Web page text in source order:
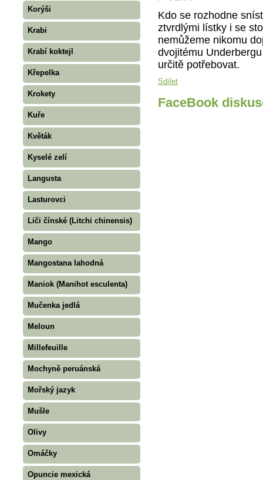
Korýši
Krabi
Krabí koktejl
Křepelka
Krokety
Kuře
Květák
Kyselé zelí
Langusta
Lasturovci
Liči čínské (Litchi chinensis)
Mango
Mangostana lahodná
Maniok (Manihot esculenta)
Mučenka jedlá
Meloun
Millefeuille
Mochyně peruánská
Mořský jazyk
Mušle
Olivy
Omáčky
Opuncie mexická
Kdo se rozhodne
ztvrdlými lístky i se
nemůžeme nikomu
dvojitému
určitě potřebovat.
Sdílet
FaceBook